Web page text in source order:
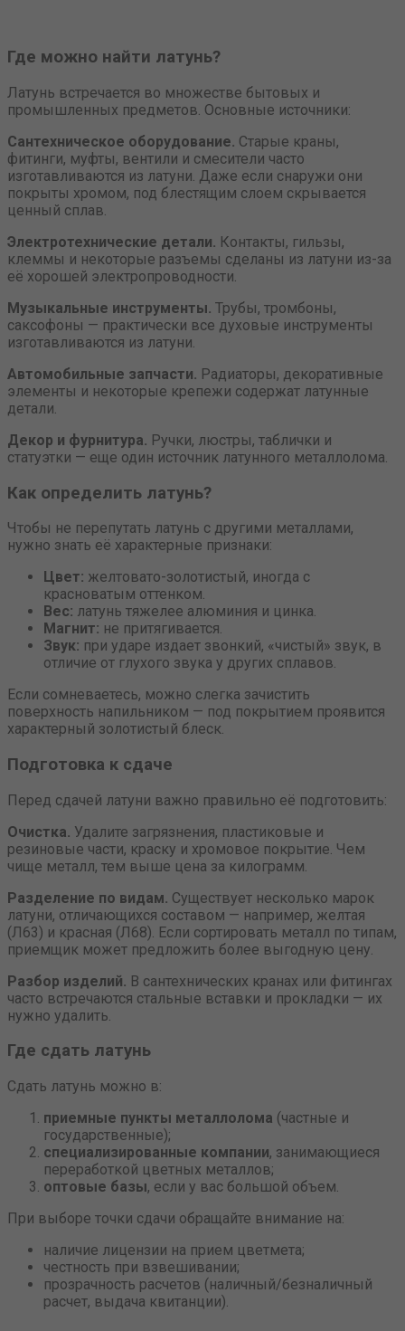
Где можно найти латунь?
Латунь встречается во множестве бытовых и
промышленных предметов. Основные источники:
Сантехническое оборудование. Старые краны,
фитинги, муфты, вентили и смесители часто
изготавливаются из латуни. Даже если снаружи они
покрыты хромом, под блестящим слоем скрывается
ценный сплав.
Электротехнические детали. Контакты, гильзы,
клеммы и некоторые разъемы сделаны из латуни из-за
её хорошей электропроводности.
Музыкальные инструменты. Трубы, тромбоны,
саксофоны — практически все духовые инструменты
изготавливаются из латуни.
Автомобильные запчасти. Радиаторы, декоративные
элементы и некоторые крепежи содержат латунные
детали.
Декор и фурнитура. Ручки, люстры, таблички и
статуэтки — еще один источник латунного металлолома.
Как определить латунь?
Чтобы не перепутать латунь с другими металлами,
нужно знать её характерные признаки:
Цвет: желтовато-золотистый, иногда с
красноватым оттенком.
Вес: латунь тяжелее алюминия и цинка.
Магнит: не притягивается.
Звук: при ударе издает звонкий, «чистый» звук, в
отличие от глухого звука у других сплавов.
Если сомневаетесь, можно слегка зачистить
поверхность напильником — под покрытием проявится
характерный золотистый блеск.
Подготовка к сдаче
Перед сдачей латуни важно правильно её подготовить:
Очистка. Удалите загрязнения, пластиковые и
резиновые части, краску и хромовое покрытие. Чем
чище металл, тем выше цена за килограмм.
Разделение по видам. Существует несколько марок
латуни, отличающихся составом — например, желтая
(Л63) и красная (Л68). Если сортировать металл по типам,
приемщик может предложить более выгодную цену.
Разбор изделий. В сантехнических кранах или фитингах
часто встречаются стальные вставки и прокладки — их
нужно удалить.
Где сдать латунь
Сдать латунь можно в:
приемные пункты металлолома (частные и
государственные);
специализированные компании, занимающиеся
переработкой цветных металлов;
оптовые базы, если у вас большой объем.
При выборе точки сдачи обращайте внимание на:
наличие лицензии на прием цветмета;
честность при взвешивании;
прозрачность расчетов (наличный/безналичный
расчет, выдача квитанции).